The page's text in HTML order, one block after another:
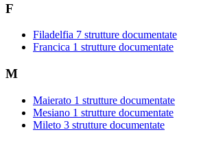
F
Filadelfia 7 strutture documentate
Francica 1 strutture documentate
M
Maierato 1 strutture documentate
Mesiano 1 strutture documentate
Mileto 3 strutture documentate